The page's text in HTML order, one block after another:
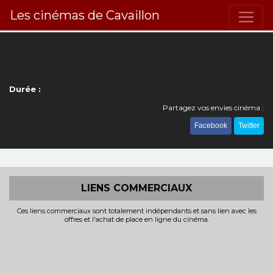
Les cinémas de Cavaillon
Durée :
Partagez vos envies cinéma :
Facebook Twitter
LIENS COMMERCIAUX
Ces liens commerciaux sont totalement indépendants et sans lien avec les
offres et l'achat de place en ligne du cinéma.